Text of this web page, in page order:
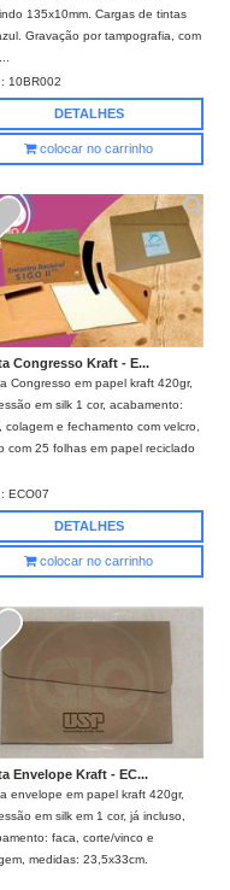
135x10mm. Cargas de tintas
Gravação por tampografia, com
10BR002
DETALHES
colocar no carrinho
Congresso Kraft - E...
Congresso em papel kraft 420gr,
em silk 1 cor, acabamento:
colagem e fechamento com velcro,
com 25 folhas em papel reciclado
ECO07
DETALHES
colocar no carrinho
Envelope Kraft - EC...
envelope em papel kraft 420gr,
em silk em 1 cor, já incluso,
faca, corte/vinco e
medidas: 23,5x33cm.